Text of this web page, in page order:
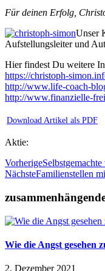
Für deinen Erfolg,
Unser
Aufstellungsleiter und
Hier findest Du weitere
https://christoph-
http://www.life-coach-
http://www.finanzielle-
Download Artikel als PDF
Aktie:
Vorherige
NächsteFamilienstellen
Wie die Angst gesehen
2. Dezember 2021